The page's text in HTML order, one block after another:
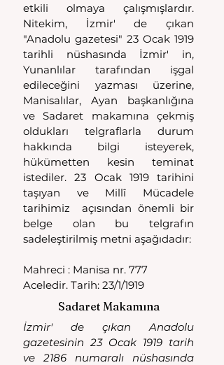
etkili olmaya çalışmışlardır.
Nitekim, İzmir' de çıkan
"Anadolu gazetesi" 23 Ocak 1919
tarihli nüshasında İzmir' in,
Yunanlılar tarafından işgal
edileceğini yazması üzerine,
Manisalılar, Ayan başkanlığına
ve Sadaret makamına çekmiş
oldukları telgraflarla durum
hakkında  bilgi  isteyerek,
hükümetten    kesin    teminat
istediler. 23 Ocak 1919 tarihini
taşıyan ve Millî Mücadele
tarihimiz  açısından önemli bir
belge olan bu telgrafın
sadeleştirilmiş metni aşağıdadır:
Mahreci : Manisa nr. 777
Aceledir. Tarih: 23/1/1919
Sadaret Makamına
İzmir' de çıkan Anadolu
gazetesinin 23 Ocak 1919 tarih
ve 2186 numaralı nüshasında